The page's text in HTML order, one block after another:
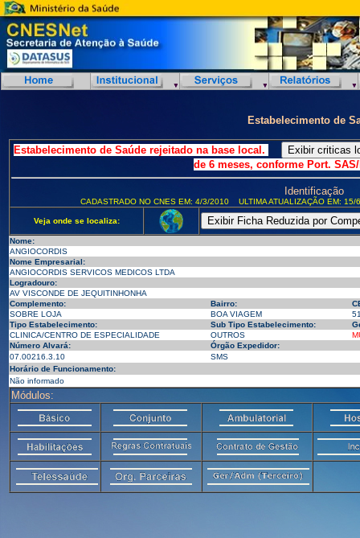
Estabelecimento de
Estabelecimento de Saúde rejeitado na base local.
de 6 meses, conforme Port. SAS/
Identificação
CADASTRADO NO CNES EM: 4/3/2010 ULTIMA ATUALIZAÇÃO EM:
Veja onde se localiza:
Nome:
ANGIOCORDIS
Nome Empresarial:
ANGIOCORDIS SERVICOS MEDICOS LTDA
Logradouro:
AV VISCONDE DE JEQUITINHONHA
Complemento:
Bairro:
SOBRE LOJA
BOA VIAGEM
Tipo Estabelecimento:
Sub Tipo Estabelecimento:
CLINICA/CENTRO DE ESPECIALIDADE
OUTROS
Número Alvará:
Órgão Expedidor:
07.00216.3.10
SMS
Horário de Funcionamento:
Não informado
Módulos: